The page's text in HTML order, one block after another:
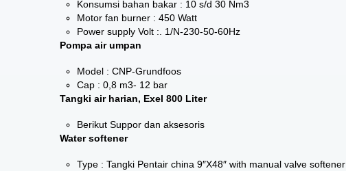
Konsumsi bahan bakar : 10 s/d 30 Nm3
Motor fan burner : 450 Watt
Power supply Volt :. 1/N-230-50-60Hz
Pompa air umpan
Model : CNP-Grundfoos
Cap : 0,8 m3- 12 bar
Tangki air harian, Exel 800 Liter
Berikut Suppor dan aksesoris
Water softener
Type : Tangki Pentair china 9″X48″ with manual valve softener